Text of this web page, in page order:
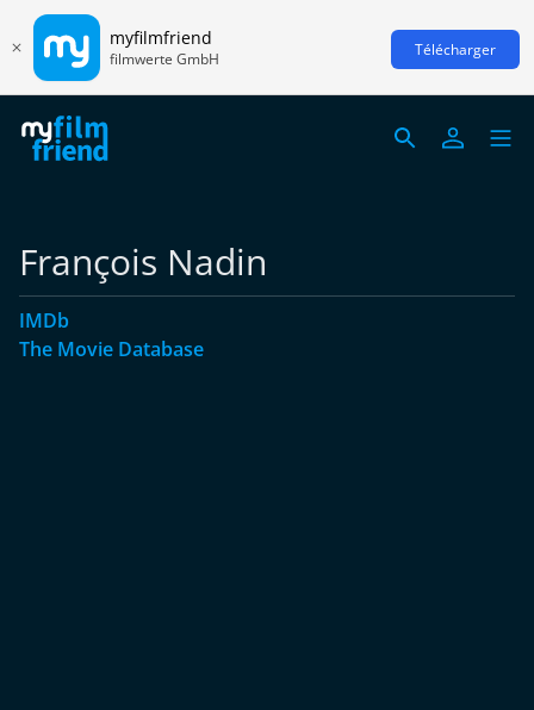
myfilmfriend
filmwerte GmbH Télécharger
François Nadin
IMDb
The Movie Database